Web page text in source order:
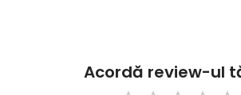
Acordă review-ul